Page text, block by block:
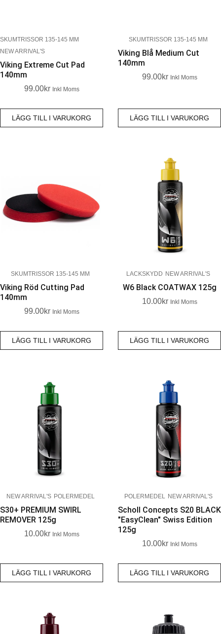
SKUMTRISSOR 135-145 MM
NEW ARRIVAL'S
Viking Extreme Cut Pad
140mm
99.00Kr Inkl Moms
LÄGG TILL I VARUKORG
SKUMTRISSOR 135-145 MM
Viking Blå Medium Cut
140mm
99.00Kr Inkl Moms
LÄGG TILL I VARUKORG
SKUMTRISSOR 135-145 MM
Viking Röd Cutting Pad
140mm
99.00Kr Inkl Moms
LÄGG TILL I VARUKORG
LACKSKYDD NEW ARRIVAL'S
W6 Black COATWAX 125g
10.00Kr Inkl Moms
LÄGG TILL I VARUKORG
NEW ARRIVAL'S POLERMEDEL
S30+ PREMIUM SWIRL
REMOVER 125g
10.00Kr Inkl Moms
LÄGG TILL I VARUKORG
POLERMEDEL NEW ARRIVAL'S
Scholl Concepts S20 BLACK
"EasyClean" Swiss Edition
125g
10.00Kr Inkl Moms
LÄGG TILL I VARUKORG